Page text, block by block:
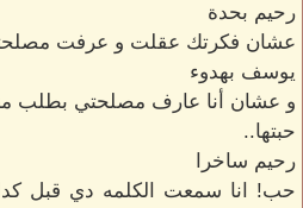
رحيم بحدة
عشان فكرتك عقلت و عرفت
يوسف بهدوء
و عشان أنا عارف مصلحتي بطلب منك
حبتها..
رحيم ساخرا
حب! انا سمعت الكلمه دي قبل